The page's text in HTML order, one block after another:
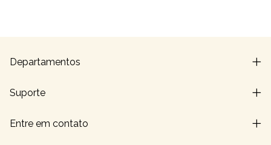
Departamentos
Suporte
Entre em contato